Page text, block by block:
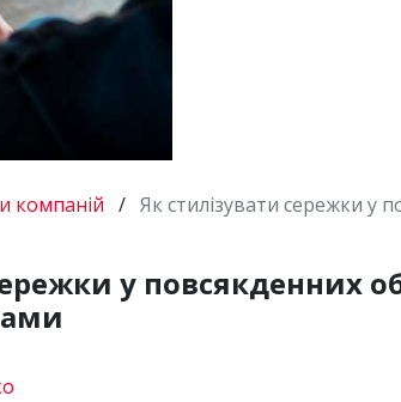
компаній / Як стилізувати сережки у
у повсякденних